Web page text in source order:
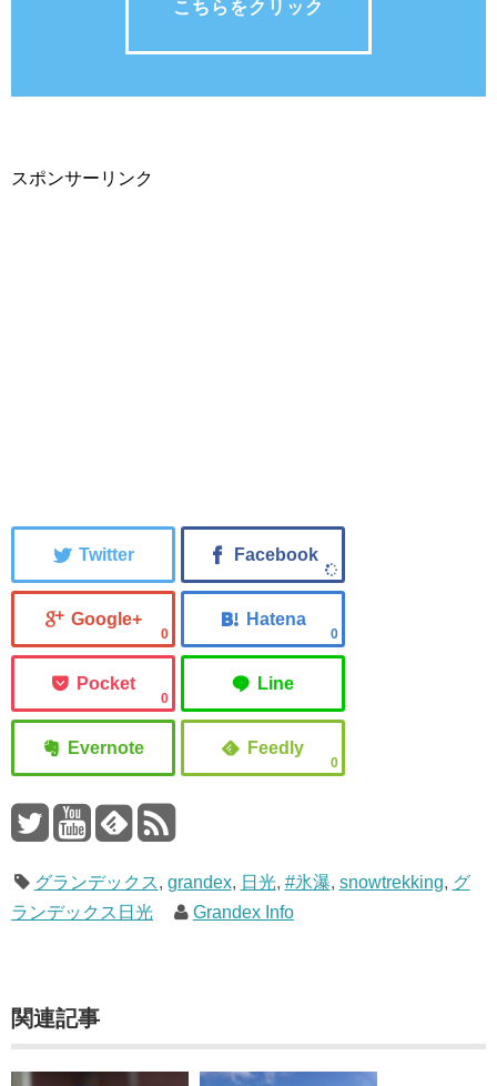
こちらをクリック
スポンサーリンク
0 0
0
0
グランデックス, grandex, 日光, #氷瀑, snowtrekking, グ
ランデックス日光
Grandex Info
関連記事